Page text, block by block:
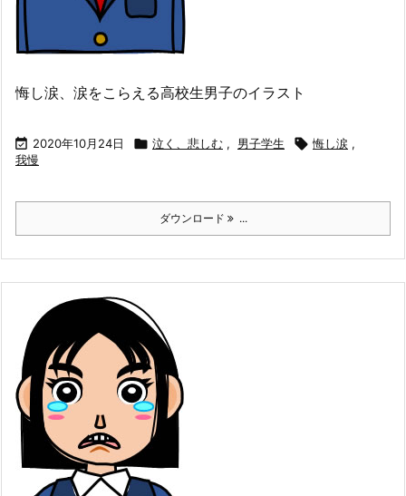
悔し涙、涙をこらえる高校生男子のイラスト
 2020年10月24日  泣く、悲しむ , 男子学生  悔し涙 ,
我慢
ダウンロード ...